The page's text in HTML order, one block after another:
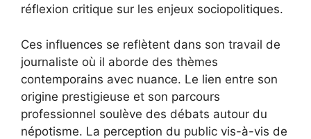
réflexion critique sur les enjeux sociopolitiques.
Ces influences se reflètent dans son travail de
journaliste où il aborde des thèmes
contemporains avec nuance. Le lien entre son
origine prestigieuse et son parcours
professionnel soulève des débats autour du
népotisme. La perception du public vis-à-vis de